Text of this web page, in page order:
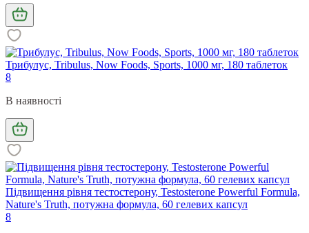
Трибулус, Tribulus, Now Foods, Sports, 1000 мг, 180 таблеток
8
В наявності
Підвищення рівня тестостерону, Testosterone Powerful Formula,
Nature's Truth, потужна формула, 60 гелевих капсул
8